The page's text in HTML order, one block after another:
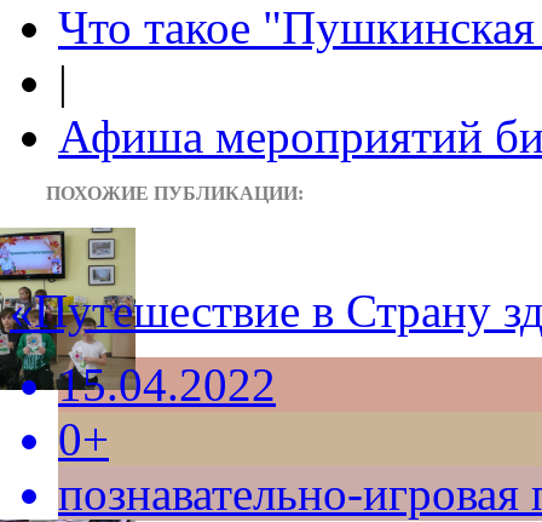
Что такое "Пушкинская
|
Афиша мероприятий
ПОХОЖИЕ ПУБЛИКАЦИИ:
«Путешествие в Страну
15.04.2022
0+
познавательно-